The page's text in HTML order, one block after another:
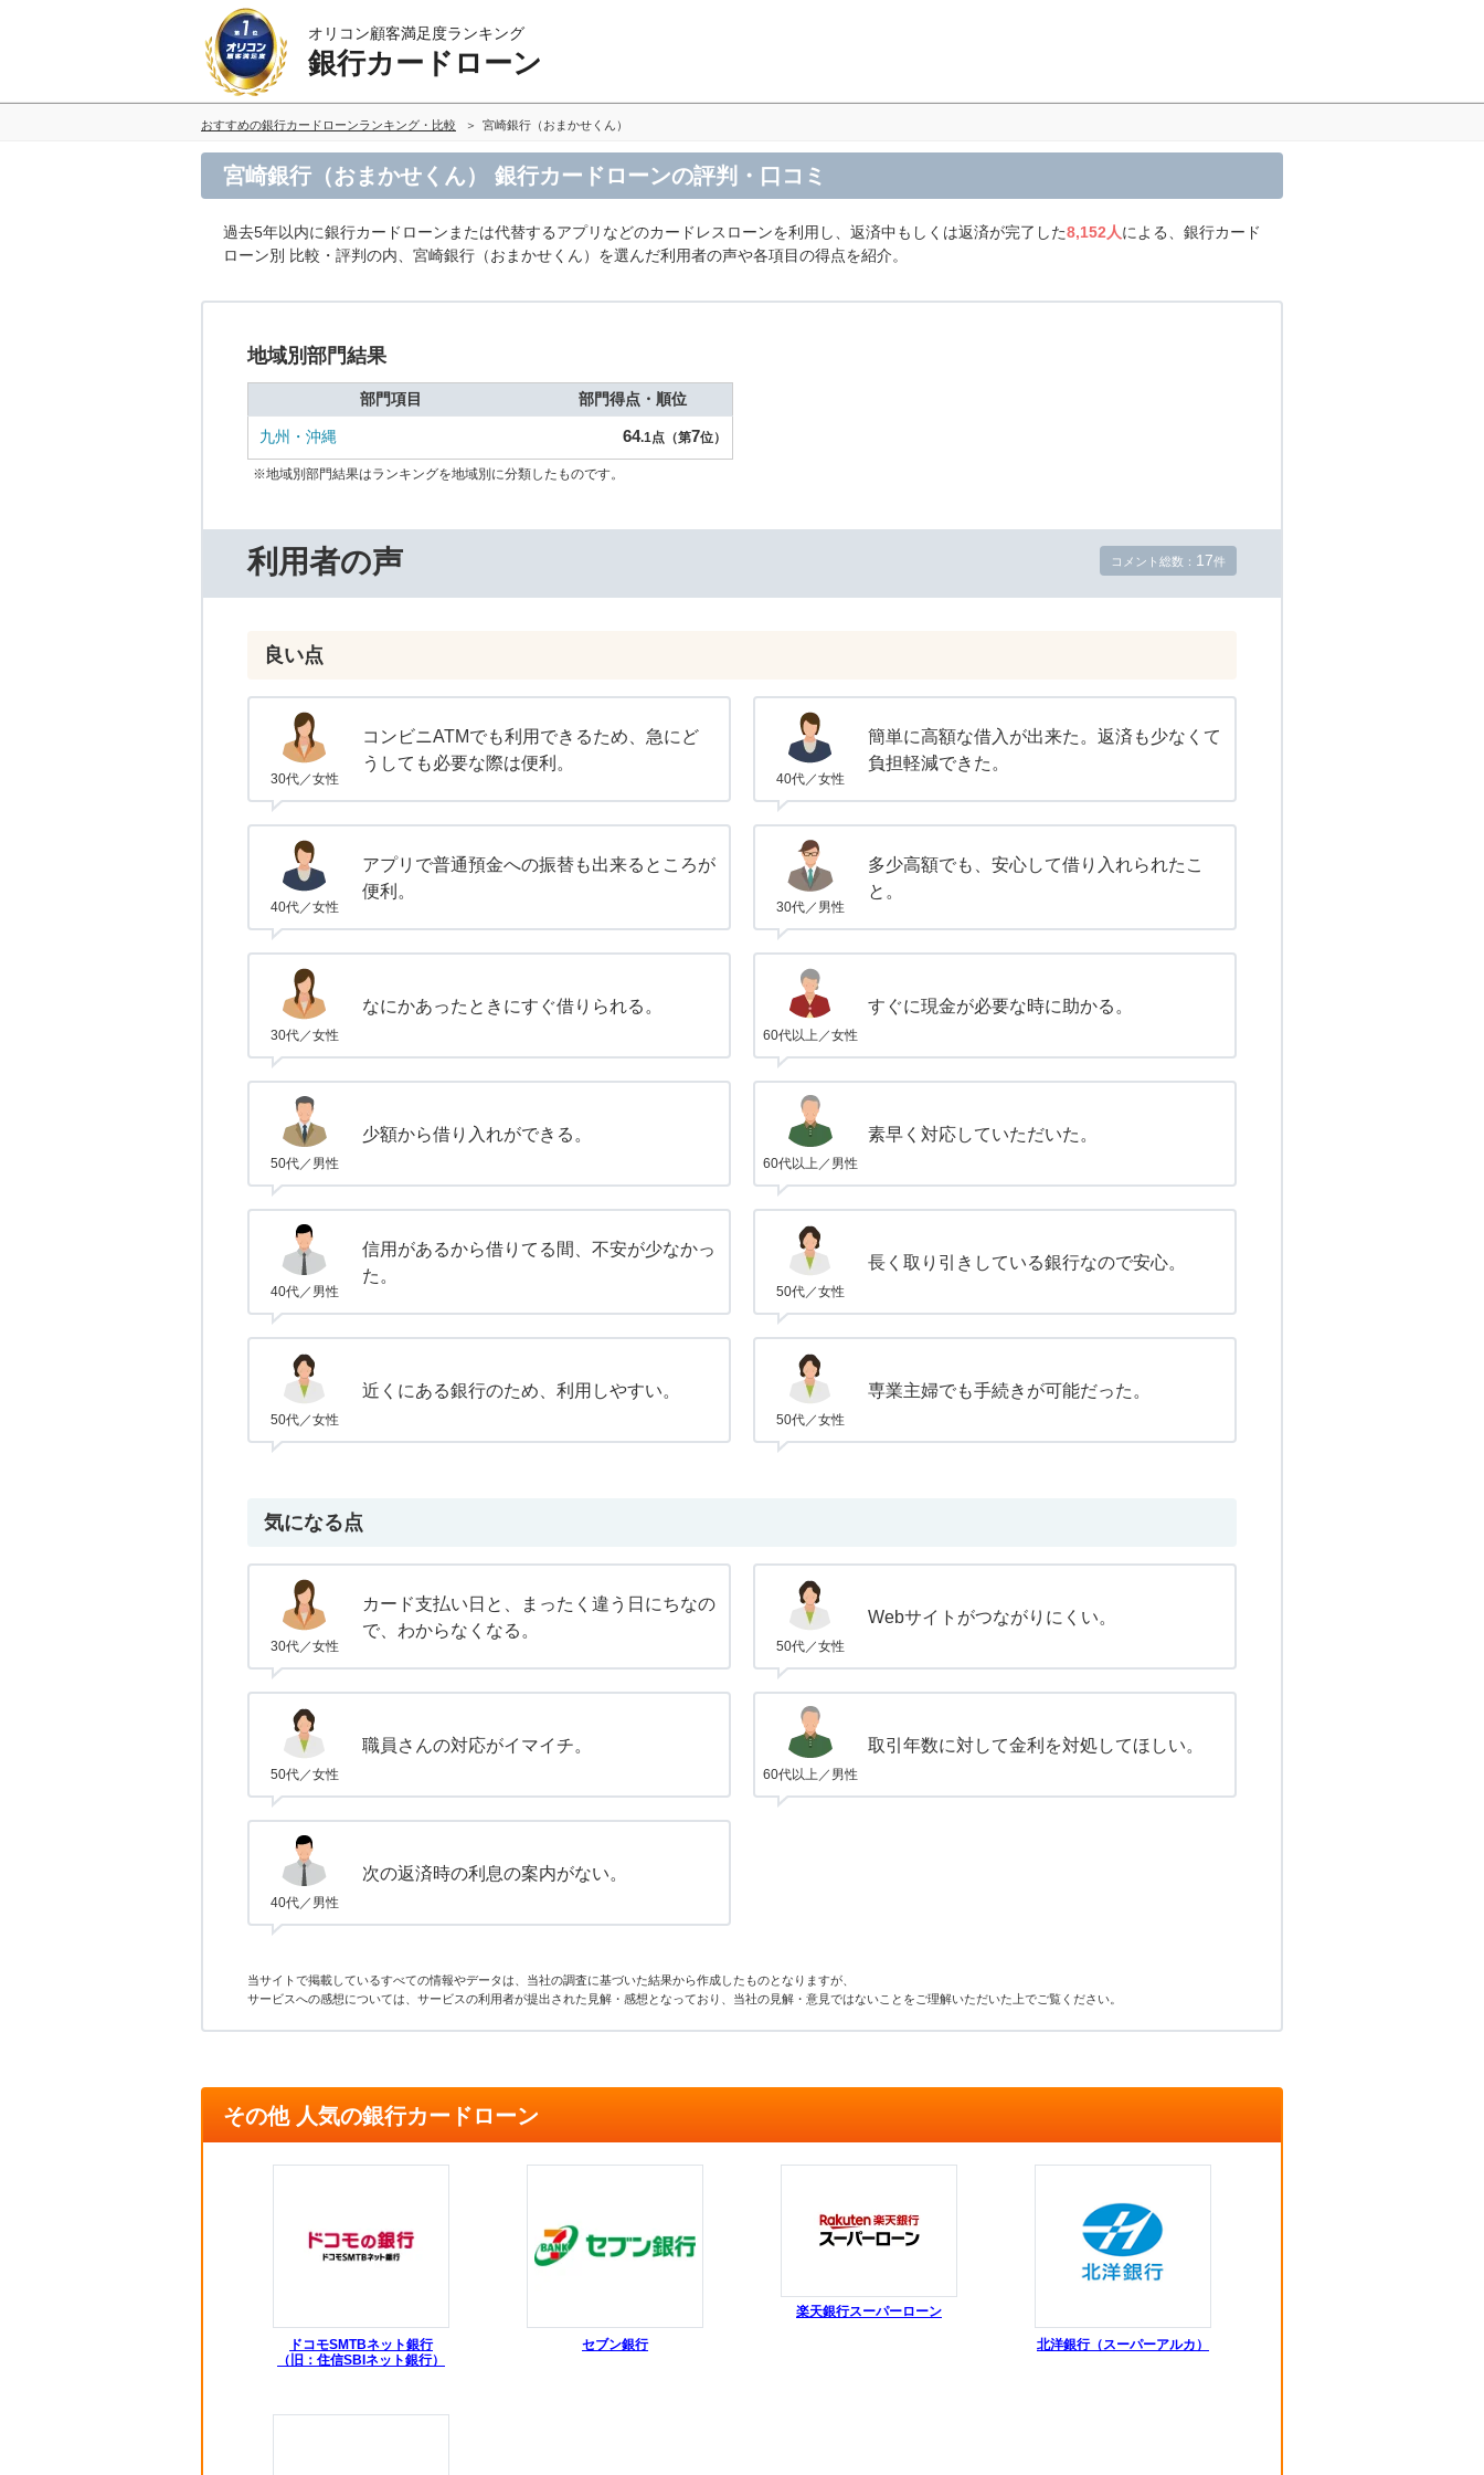
オリコン顧客満足度ランキング
銀行カードローン
おすすめの銀行カードローンランキング・比較 宮崎銀行（おまかせくん）
宮崎銀行（おまかせくん） 銀行カードローンの評判・口コミ
過去5年以内に銀行カードローンまたは代替するアプリなどのカードレスローンを利用し、返済中もしくは返済が完了した8,152人による、銀行カード
ローン別 比較・評判の内、宮崎銀行（おまかせくん）を選んだ利用者の声や各項目の得点を紹介。
地域別部門結果
部門項目 部門得点・順位
九州・沖縄 64.1点（第7位）
※地域別部門結果はランキングを地域別に分類したものです。
利用者の声 コメント総数： 17件
良い点
30代／女性
コンビニATMでも利用できるため、急にど
うしても必要な際は便利。
40代／女性
簡単に高額な借入が出来た。返済も少なくて
負担軽減できた。
40代／女性
アプリで普通預金への振替も出来るところが
便利。
30代／男性
多少高額でも、安心して借り入れられたこ
と。
30代／女性
なにかあったときにすぐ借りられる。
60代以上／女性
すぐに現金が必要な時に助かる。
50代／男性
少額から借り入れができる。
60代以上／男性
素早く対応していただいた。
40代／男性
信用があるから借りてる間、不安が少なかっ
た。
50代／女性
長く取り引きしている銀行なので安心。
50代／女性
近くにある銀行のため、利用しやすい。
50代／女性
専業主婦でも手続きが可能だった。
気になる点
30代／女性
カード支払い日と、まったく違う日にちなの
で、わからなくなる。
50代／女性
Webサイトがつながりにくい。
50代／女性
職員さんの対応がイマイチ。
60代以上／男性
取引年数に対して金利を対処してほしい。
40代／男性
次の返済時の利息の案内がない。
当サイトで掲載しているすべての情報やデータは、当社の調査に基づいた結果から作成したものとなりますが、
サービスへの感想については、サービスの利用者が提出された見解・感想となっており、当社の見解・意見ではないことをご理解いただいた上でご覧ください。
その他 人気の銀行カードローン
ドコモSMTBネット銀行
（旧：住信SBIネット銀行）
セブン銀行
楽天銀行スーパーローン
北洋銀行（スーパーアルカ）